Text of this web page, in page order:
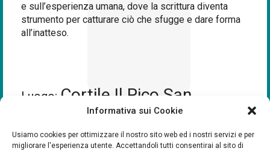
Informativa sui Cookie
Usiamo cookies per ottimizzare il nostro sito web ed i nostri servizi e per
migliorare l'esperienza utente. Accettandoli tutti consentirai al sito di
e sull’esperienza umana, dove la scrittura diventa
strumento per catturare ciò che sfugge e dare forma
all’inatteso.
Luogo: Cortile Il Pico San
Francesco